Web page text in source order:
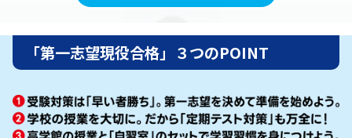
「第一志望現役合格」３つのPOINT